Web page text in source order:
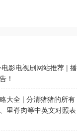
影电视剧网站推荐 | 播
！
大全 | 分清猪猪的所有
里脊肉等中英文对照表